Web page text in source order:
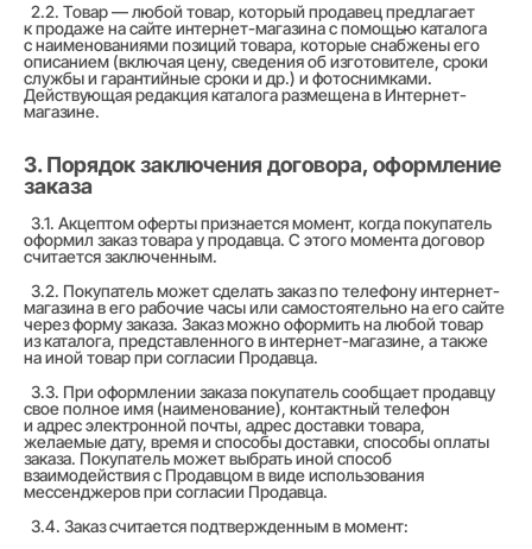
2.2. Товар — любой товар, который продавец предлагает
к продаже на сайте интернет-магазина с помощью каталога
с наименованиями позиций товара, которые снабжены его
описанием (включая цену, сведения об изготовителе, сроки
службы и гарантийные сроки и др.) и фотоснимками.
Действующая редакция каталога размещена в Интернет-
магазине.
3. Порядок заключения договора, оформление
заказа
3.1. Акцептом оферты признается момент, когда покупатель
оформил заказ товара у продавца. С этого момента договор
считается заключенным.
3.2. Покупатель может сделать заказ по телефону интернет-
магазина в его рабочие часы или самостоятельно на его сайте
через форму заказа. Заказ можно оформить на любой товар
из каталога, представленного в интернет-магазине, а также
на иной товар при согласии Продавца.
3.3. При оформлении заказа покупатель сообщает продавцу
свое полное имя (наименование), контактный телефон
и адрес электронной почты, адрес доставки товара,
желаемые дату, время и способы доставки, способы оплаты
заказа. Покупатель может выбрать иной способ
взаимодействия с Продавцом в виде использования
мессенджеров при согласии Продавца.
3.4. Заказ считается подтвержденным в момент: